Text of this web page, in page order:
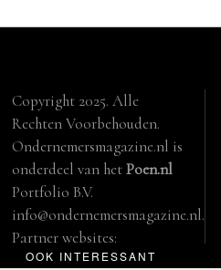
OOK INTERESSANT
Copyright 2025. Alle
Rechten Voorbehouden.
Ondernemersmagazine.nl is
onderdeel van hetPoen.nl
Portfolio B.V.
info@ondernemersmagazine.nl.
Partner websites:
manbase.nl